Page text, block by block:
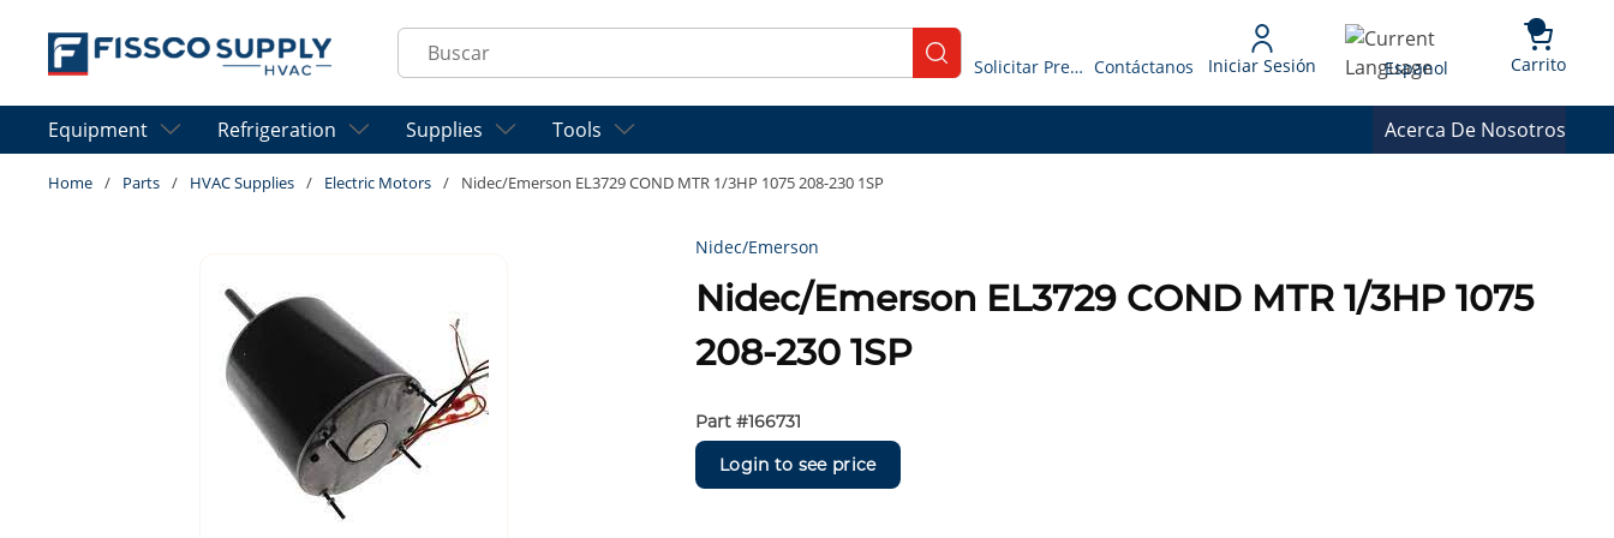
Skip to main content
Site Search
submit search
Solicitar Presupuesto Contáctanos Iniciar Sesión Language
Espanol Carrito{0}
Equipment Refrigeration Supplies Tools Acerca De Nosotros
Home / Parts / HVAC Supplies / Electric Motors / Nidec/Emerson EL3729 COND MTR 1/3HP 1075 208-230 1SP
Nidec/Emerson
Nidec/Emerson EL3729 COND MTR 1/3HP 1075
208-230 1SP
Part #166731
Login to see price